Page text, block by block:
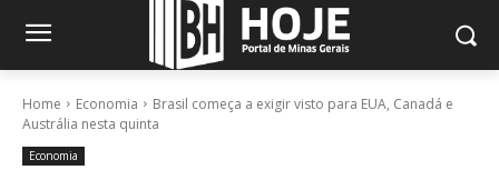
Home Economia
Brasil começa a exigir visto para EUA, Canadá e
Austrália nesta quinta
Economia